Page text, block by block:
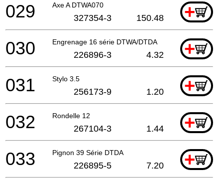
Axe A DTWA070 +
029 327354-3 150.48
Engrenage 16 série DTWA/DTDA +
030 226896-3 4.32
Stylo 3.5 +
031 256173-9 1.20
Rondelle 12 +
032 267104-3 1.44
Pignon 39 Série DTDA +
033 226895-5 7.20